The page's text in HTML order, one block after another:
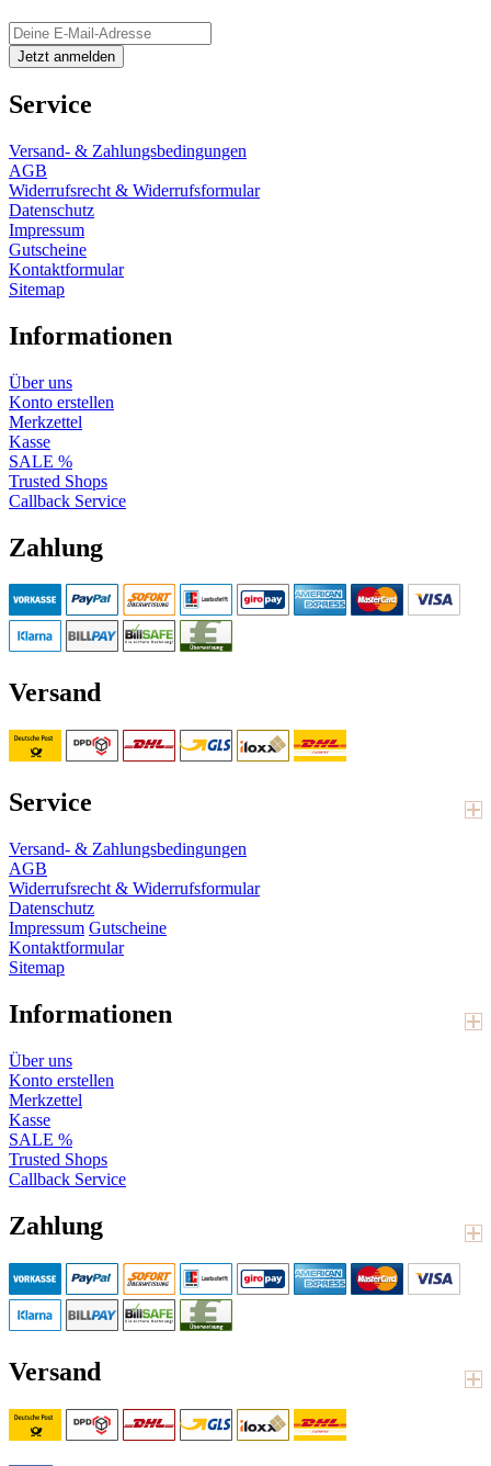
Service
Versand- & Zahlungsbedingungen
AGB
Widerrufsrecht & Widerrufsformular
Datenschutz
Impressum
Gutscheine
Kontaktformular
Sitemap
Informationen
Über uns
Konto erstellen
Merkzettel
Kasse
SALE %
Trusted Shops
Callback Service
Zahlung
Versand
Service
Versand- & Zahlungsbedingungen
AGB
Widerrufsrecht & Widerrufsformular
Datenschutz
Impressum Gutscheine
Kontaktformular
Sitemap
Informationen
Über uns
Konto erstellen
Merkzettel
Kasse
SALE %
Trusted Shops
Callback Service
Zahlung
Versand